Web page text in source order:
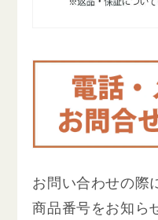
お問い合わせの際
商品番号をお知ら